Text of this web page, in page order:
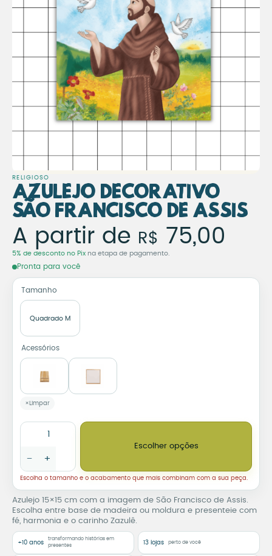
RELIGIOSO
Azulejo Decorativo
São Francisco de Assis
Azulejo Decorativo São
A partir de R$ 75,00
5% de desconto no Pix na etapa de pagamento.
Pronta para você
Azulejo 15×15 cm com a imagem de São Francisco de Assis.
Escolha entre base de madeira ou moldura e presenteie com
fé, harmonia e o carinho Zazulê.
Tamanho
Quadrado M
Acessórios
Limpar
Azulejo Decorativo São Francisco de Assis quantidade
− +
Escolher opções
Escolha o tamanho e o acabamento que mais combinam com a sua peça.
+10 anos
transformando histórias em
presentes
13 lojas perto de você